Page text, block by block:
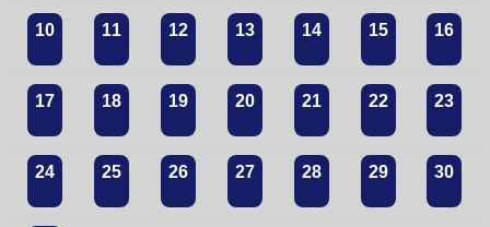
10 11 12 13 14 15 16
17 18 19 20 21 22 23
24 25 26 27 28 29 30